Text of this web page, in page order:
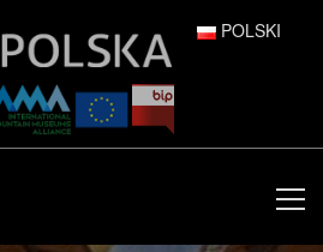
POLSKI
ENGLISH
ESPAÑOL